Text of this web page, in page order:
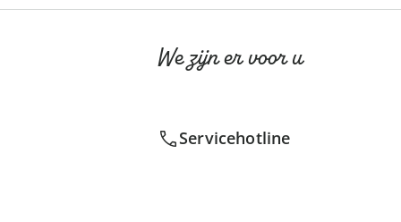
We zijn er voor u
Servicehotline